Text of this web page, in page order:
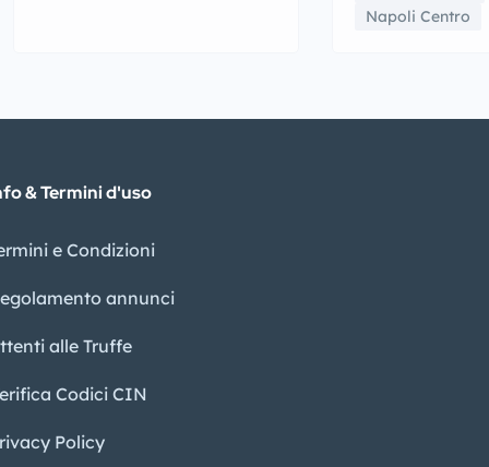
Napoli Centro
& Termini d'uso
e Condizioni
annunci
alle Truffe
Codici CIN
Policy​